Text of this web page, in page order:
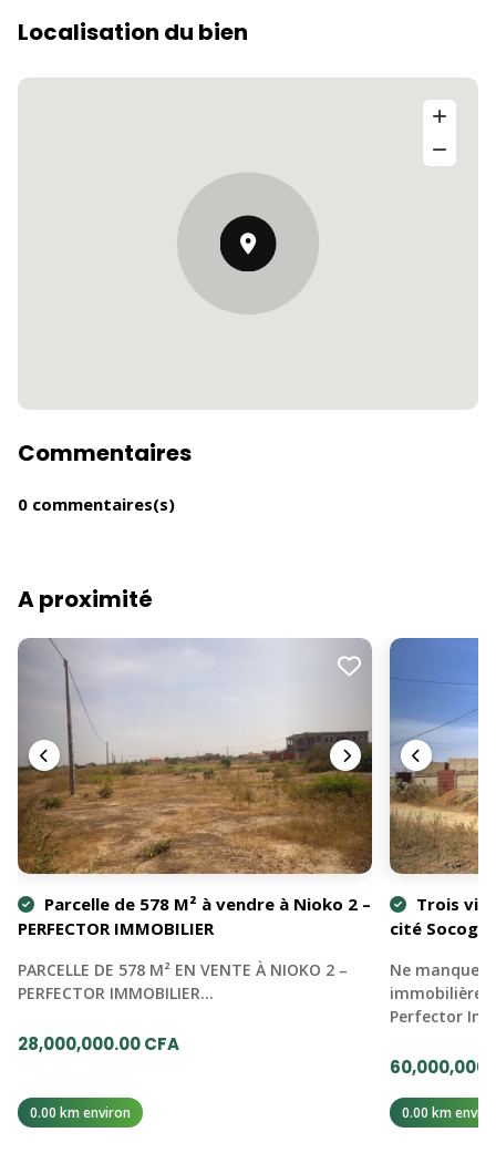
Localisation du bien
Commentaires
0 commentaires(s)
A proximité
Parcelle de 578 M² à vendre à Nioko 2 –
PERFECTOR IMMOBILIER
PARCELLE DE 578 M² EN VENTE À NIOKO 2 –
PERFECTOR IMMOBILIER…
28,000,000.00 CFA
0.00 km environ
Trois
cité
Ne
immobilière
Perfector
0.00 km